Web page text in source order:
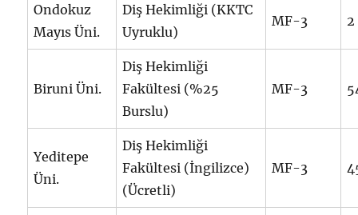
Ondokuz
Mayıs Üni.
Diş Hekimliği (KKTC
Uyruklu)
MF-3 2
Biruni Üni.
Diş Hekimliği
Fakültesi (%25
Burslu)
MF-3
Yeditepe
Üni.
Diş Hekimliği
Fakültesi (İngilizce)
(Ücretli)
MF-3